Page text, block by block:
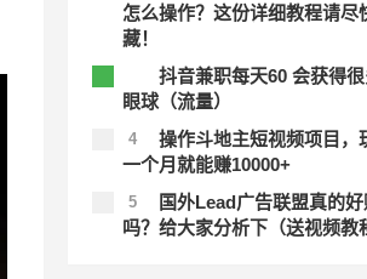
怎么操作？这份详细教程请尽
藏！
抖音兼职每天60 会获得
眼球（流量）
4
操作斗地主短视频项目，
一个月就能赚10000+
5
国外Lead广告联盟真的
吗？给大家分析下（送视频教